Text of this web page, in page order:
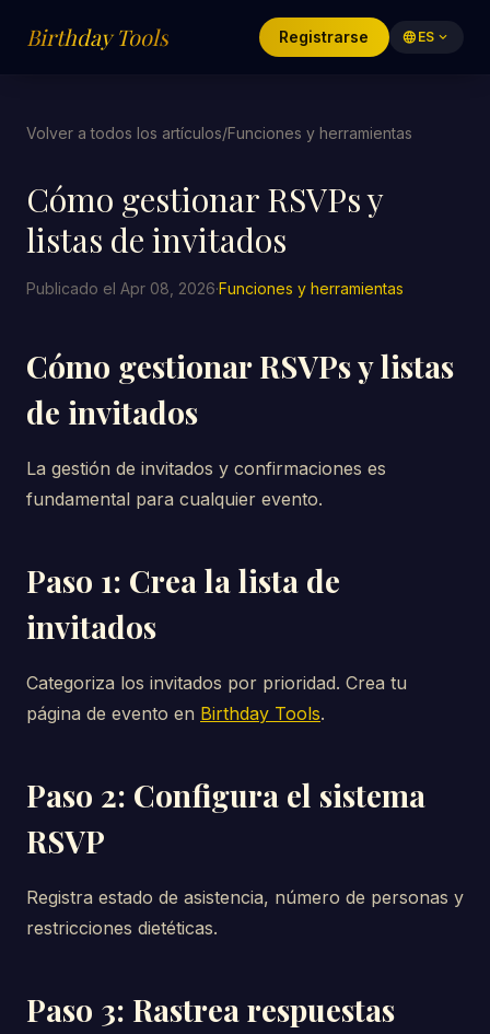
Birthday Tools Registrarse language ES expand_more
Volver a todos los artículos/Funciones y herramientas
Cómo gestionar RSVPs y
listas de invitados
Publicado el Apr 08, 2026·Funciones y herramientas
Cómo gestionar RSVPs y listas
de invitados
La gestión de invitados y confirmaciones es
fundamental para cualquier evento.
Paso 1: Crea la lista de
invitados
Categoriza los invitados por prioridad. Crea tu
página de evento en Birthday Tools.
Paso 2: Configura el sistema
RSVP
Registra estado de asistencia, número de personas y
restricciones dietéticas.
Paso 3: Rastrea respuestas